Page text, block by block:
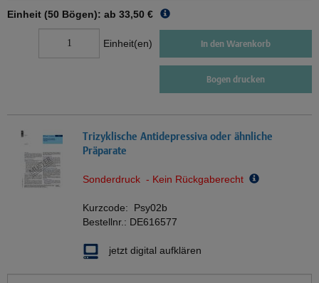
Einheit (50 Bögen): ab 33,50 €
Einheit(en) In den Warenkorb
Bogen drucken
Trizyklische Antidepressiva oder ähnliche
Präparate
Sonderdruck - Kein Rückgaberecht
Kurzcode: Psy02b
Bestellnr.: DE616577
jetzt digital aufklären